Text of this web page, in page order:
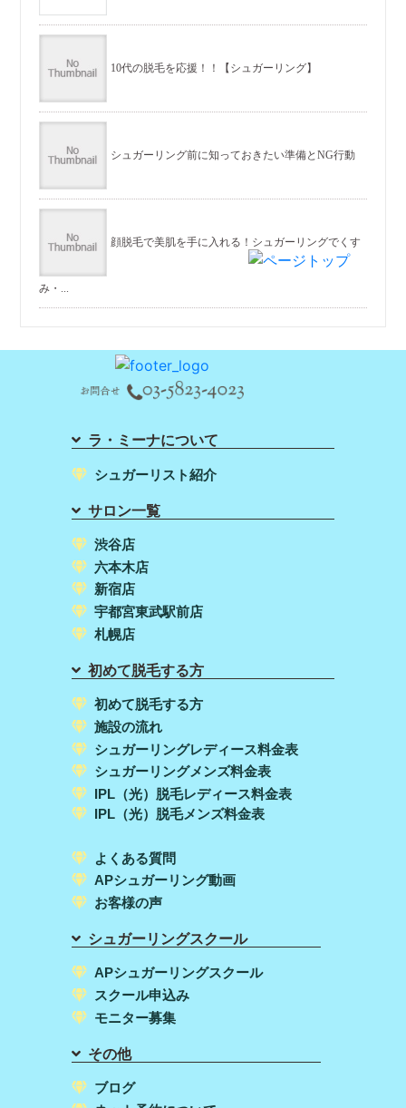
10代の脱毛を応援！！【シュガーリング】
シュガーリング前に知っておきたい準備とNG行動
顔脱毛で美肌を手に入れる！シュガーリングでくす
み・...
ラ・ミーナについて
シュガーリスト紹介
サロン一覧
渋谷店
六本木店
新宿店
宇都宮東武駅前店
札幌店
初めて脱毛する方
初めて脱毛する方
施設の流れ
シュガーリングレディース料金表
シュガーリングメンズ料金表
IPL（光）脱毛レディース料金表
IPL（光）脱毛メンズ料金表
よくある質問
APシュガーリング動画
お客様の声
シュガーリングスクール
APシュガーリングスクール
スクール申込み
モニター募集
その他
ブログ